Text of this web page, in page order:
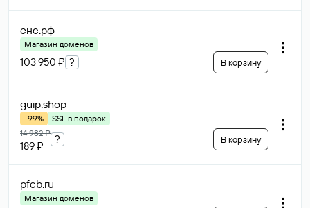
енс.рф
Магазин доменов
103 950 ₽ ? В корзину
guip.shop
-99%
SSL в подарок
14 982 ₽
189 ₽
? В корзину
pfcb.ru
Магазин доменов